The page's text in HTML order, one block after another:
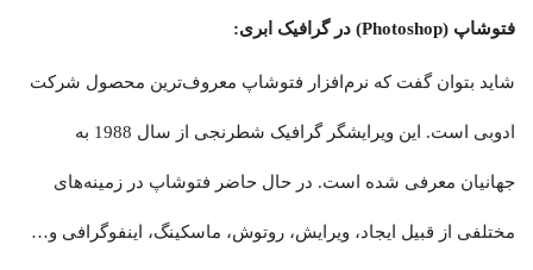
فتوشاپ (Photoshop) در گرافیک ابری:
شاید بتوان گفت که نرم‌افزار فتوشاپ معروف‌ترین محصول شرکت
ادوبی است. این ویرایشگر گرافیک شطرنجی از سال 1988 به
جهانیان معرفی شده است. در حال حاضر فتوشاپ در زمینه‌های
مختلفی از قبیل ایجاد، ویرایش، روتوش، ماسکینگ، اینفوگرافی و…